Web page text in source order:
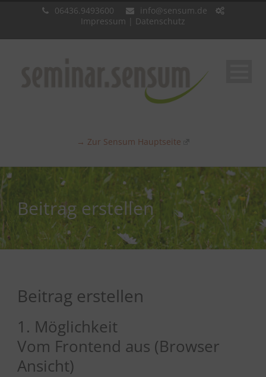
06436.9493600
info@sensum.de
Impressum
Datenschutz
→ Zur Sensum Hauptseite
Beitrag erstellen
Beitrag erstellen
1. Möglichkeit
Vom Frontend aus (Browser
Ansicht)